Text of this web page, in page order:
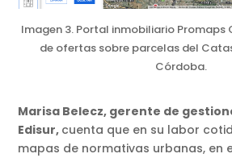
Imagen 3. Portal inmobiliario Promaps
de ofertas sobre parcelas del
Córdoba.
Marisa Belecz, gerente de
Edisur, cuenta que en su labor
mapas de normativas urbanas, en